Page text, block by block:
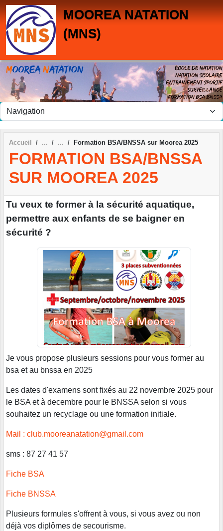
MOOREA NATATION
(MNS)
Accueil Formation BSA/BNSSA sur Moorea 2025
FORMATION BSA/BNSSA
SUR MOOREA 2025
Tu veux te former à la sécurité aquatique,
permettre aux enfants de se baigner en
sécurité ?
Je vous propose plusieurs sessions pour vous former au
bsa et au bnssa en 2025
Les dates d'examens sont fixés au 22 novembre 2025 pour
le BSA et à decembre pour le BNSSA selon si vous
souhaitez un recyclage ou une formation initiale.
Mail : club.mooreanatation@gmail.com
sms : 87 27 41 57
Fiche BSA
Fiche BNSSA
Plusieurs formules s'offrent à vous, si vous avez ou non
déjà vos diplômes de secourisme.
Panneau de gestion des cookies